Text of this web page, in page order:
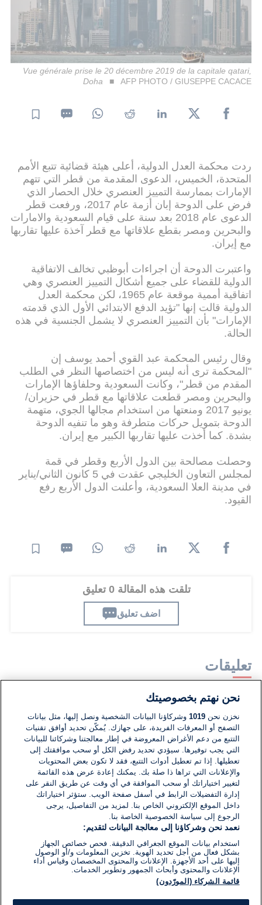
Vue générale prise le 20 décembre 2019 de la capitale qatari,
Doha
AFP PHOTO / GIUSEPPE CACACE
ردت محكمة العدل الدولية، أعلى هيئة قضائية تتبع الأمم
المتحدة، الخميس، الدعوى المقدمة من قطر التي تتهم
الإمارات بممارسة التمييز العنصري خلال الحصار الذي
فرض على الدوحة إبان أزمة عام 2017، ورفعت قطر
الدعوى عام 2018 بعد سنة على قيام السعودية والامارات
والبحرين ومصر بقطع علاقاتها مع قطر آخذة عليها تقاربها
مع إيران.
واعتبرت الدوحة أن اجراءات أبوظبي تخالف الاتفاقية
الدولية للقضاء على جميع أشكال التمييز العنصري وهي
اتفاقية أممية موقعة عام 1965، لكن محكمة العدل
الدولية قالت إنها "تؤيد الدفع الابتدائي الأول الذي قدمته
الإمارات" بأن التمييز العنصري لا يشمل الجنسية في هذه
الحالة.
وقال رئيس المحكمة عبد القوي أحمد يوسف إن
"المحكمة ترى أنه ليس من اختصاصها النظر في الطلب
المقدم من قطر"، وكانت السعودية وحلفاؤها الإمارات
والبحرين ومصر قطعت علاقاتها مع قطر في حزيران/
يونيو 2017 ومنعتها من استخدام مجالها الجوي، متهمة
الدوحة بتمويل حركات متطرفة وهو ما تنفيه الدوحة
بشدة. كما أخذت عليها تقاربها الكبير مع إيران.
وحصلت مصالحة بين الدول الأربع وقطر في قمة
لمجلس التعاون الخليجي عقدت في 5 كانون الثاني/يناير
في مدينة العلا السعودية، وأعلنت الدول الأربع رفع
القيود.
تلقت هذه المقالة 0 تعليق
اضف تعليق
تعليقات
لا توجد تعليقات مكتوبة حتى الآن. كن الأول!
اكتب تعليقًا جديدًا ...
نحن نهتم بخصوصيتك
نخزن نحن1019 وشركاؤنا البيانات الشخصية ونصل إليها، مثل بيانات
التصفح أو المعرفات الفريدة، على جهازك. يُمكّن تحديد أوافق تقنيات
التتبع من دعم الأغراض المعروضة في إطار معالجتنا وشركائنا للبيانات
التي يجب توفيرها. سيؤدي تحديد رفض الكل أو سحب موافقتك إلى
تعطيلها. إذا تم تعطيل أدوات التتبع، فقد لا تكون بعض المحتويات
والإعلانات التي تراها ذا صلة بك. يمكنك إعادة عرض هذه القائمة
لتغيير اختياراتك أو سحب الموافقة في أي وقت عن طريق النقر على
إدارة التفضيلات الرابط في أسفل صفحة الويب. ستؤثر اختياراتك
داخل الموقع الإلكتروني الخاص بنا. لمزيد من التفاصيل، يرجى
الرجوع إلى سياسة الخصوصية الخاصة بنا.
نعمد نحن وشركاؤنا إلى معالجة البيانات لتقديم:
استخدام بيانات الموقع الجغرافي الدقيقة. فحص خصائص الجهاز
بشكل فعال من أجل تحديد الهوية. تخزين المعلومات و/أو الوصول
إليها على أحد الأجهزة. الإعلانات والمحتوى المخصصان وقياس أداء
الإعلانات والمحتوى وأبحاث الجمهور وتطوير الخدمات.
قائمة الشركاء (المورّدون)